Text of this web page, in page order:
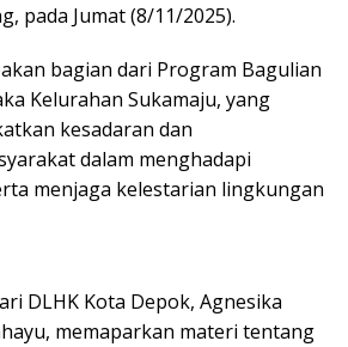
pada Jumat (8/11/2025).
bagian dari Program Bagulian
Kelurahan Sukamaju, yang
kesadaran dan
dalam menghadapi
menjaga kelestarian lingkungan
DLHK Kota Depok, Agnesika
memaparkan materi tentang